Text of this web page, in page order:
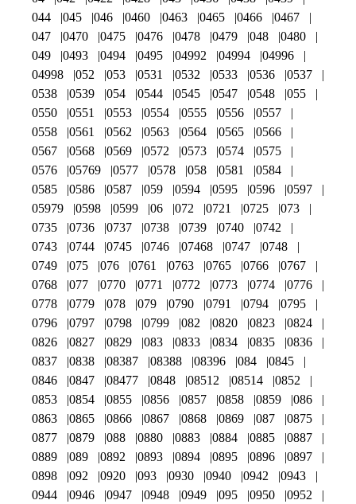
044
045 046 0460 0463 0465 0466
0467
047
0470 0475 0476 0478 0479 048
0480
049
0493 0494 0495 04992 04994
04996
04998
052 053 0531 0532 0533 0536
0537
0538
0539 054 0544 0545 0547 0548
055
0550
0551 0553 0554 0555 0556
0557
0558
0561 0562 0563 0564 0565
0566
0567
0568 0569 0572 0573 0574
0575
0576
05769 0577 0578 058 0581
0584
0585
0586 0587 059 0594 0595 0596
0597
05979
0598 0599 06 072 0721 0725
073
0735
0736 0737 0738 0739 0740
0742
0743
0744 0745 0746 07468 0747
0748
0749
075 076 0761 0763 0765 0766
0767
0768
077 0770 0771 0772 0773 0774
0776
0778
0779 078 079 0790 0791 0794
0795
0796
0797 0798 0799 082 0820 0823
0824
0826
0827 0829 083 0833 0834 0835
0836
0837
0838 08387 08388 08396 084
0845
0846
0847 08477 0848 08512 08514
0852
0853
0854 0855 0856 0857 0858 0859
086
0863
0865 0866 0867 0868 0869 087
0875
0877
0879 088 0880 0883 0884 0885
0887
0889
089 0892 0893 0894 0895 0896
0897
0898
092 0920 093 0930 0940 0942
0943
0944
0946 0947 0948 0949 095 0950
0952